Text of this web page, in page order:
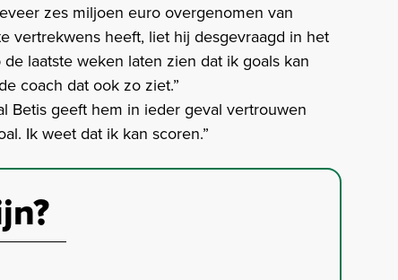
zes miljoen euro overgenomen van
vertrekwens heeft, liet hij desgevraagd in het
laatste weken laten zien dat ik goals kan
coach dat ook zo ziet.”
Betis geeft hem in ieder geval vertrouwen
Ik weet dat ik kan scoren.”